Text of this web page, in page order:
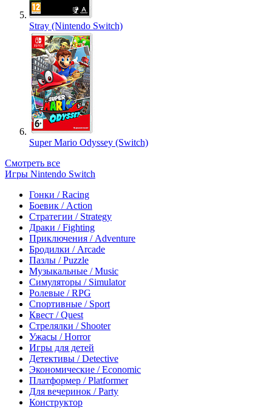
Stray (Nintendo Switch)
Super Mario Odyssey (Switch)
Смотреть все
Игры Nintendo Switch
Гонки / Racing
Боевик / Action
Стратегии / Strategy
Драки / Fighting
Приключения / Adventure
Бродилки / Arcade
Пазлы / Puzzle
Музыкальные / Music
Симуляторы / Simulator
Ролевые / RPG
Спортивные / Sport
Квест / Quest
Стрелялки / Shooter
Ужасы / Horror
Игры для детей
Детективы / Detective
Экономические / Economic
Платформер / Platformer
Для вечеринок / Party
Конструктор